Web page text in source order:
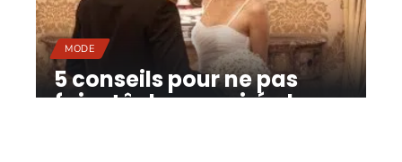
MODE
5 conseils pour ne pas
faire tâche en soirée !